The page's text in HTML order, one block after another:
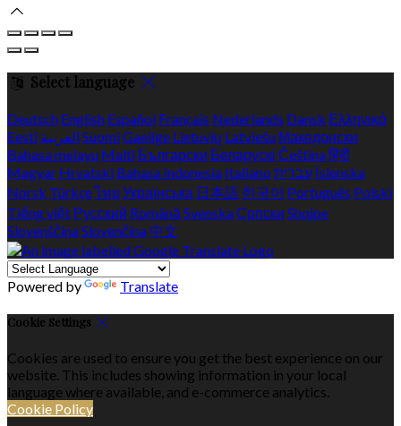
Select language
Deutsch English Español Français Nederlands Dansk Ελληνικά
Eesti العربية SuomiGaeilge Lietuvių Latviešu Македонски
Bahasa melayu Malti Български Беларускі Češtinaहिंदी
Magyar Hrvatski Bahasa indonesia Italiano עברית Íslenska
Norsk Türkçeไทย Українська 日本語 한국어 Português Polski
Tiếng việt Русский Română SvenskaСрпски Shqipe
SlovenščinaSlovenčina 中文
Powered by Translate
Cookie Settings
Cookies are used to ensure you get the best experience on our
website. This includes showing information in your local
language where available, and e-commerce analytics.
Cookie Policy